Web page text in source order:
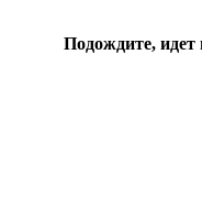
Подождите, идет